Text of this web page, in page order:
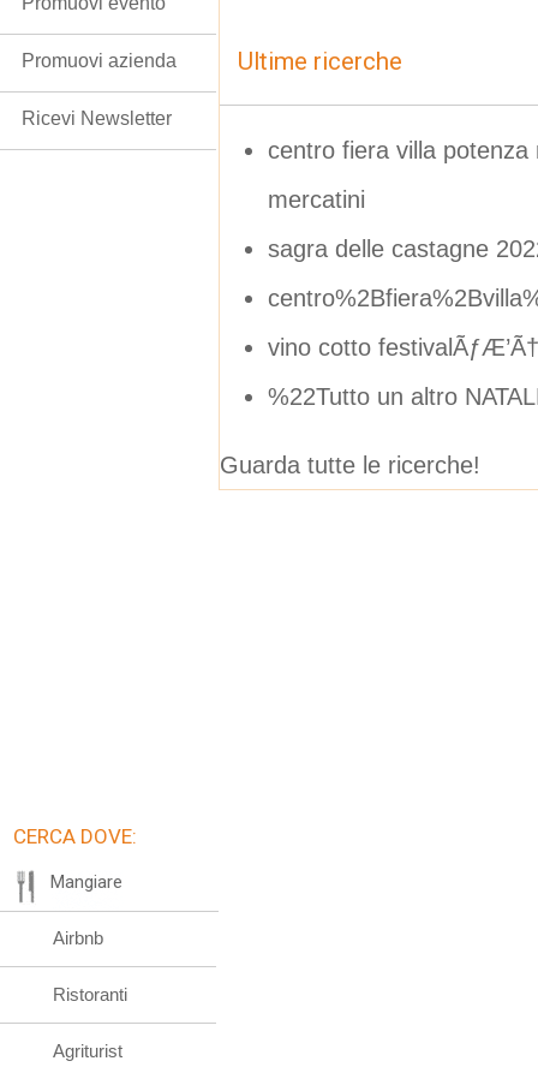
Ultime ricerche
centro fiera villa
mercatini
sagra delle castagne
vino cotto
%22Tutto un altro
Guarda tutte le ricerche!
Promuovi azienda
Ricevi Newsletter
CERCA DOVE:
Mangiare
Airbnb
Ristoranti
Agriturist